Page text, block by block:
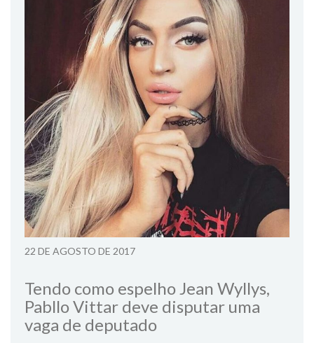
22 DE AGOSTO DE 2017
Tendo como espelho Jean Wyllys,
Pabllo Vittar deve disputar uma
vaga de deputado